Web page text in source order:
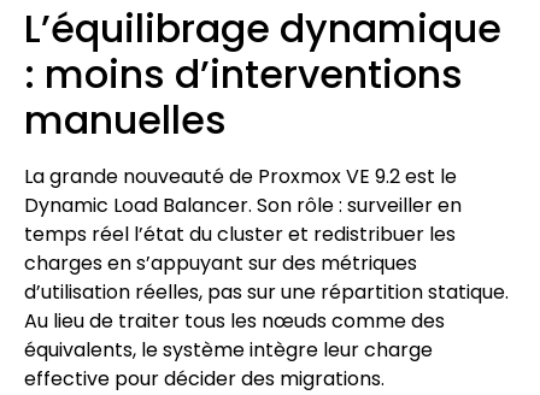
L’équilibrage dynamique
: moins d’interventions
manuelles
La grande nouveauté de Proxmox VE 9.2 est le
Dynamic Load Balancer. Son rôle : surveiller en
temps réel l’état du cluster et redistribuer les
charges en s’appuyant sur des métriques
d’utilisation réelles, pas sur une répartition statique.
Au lieu de traiter tous les nœuds comme des
équivalents, le système intègre leur charge
effective pour décider des migrations.